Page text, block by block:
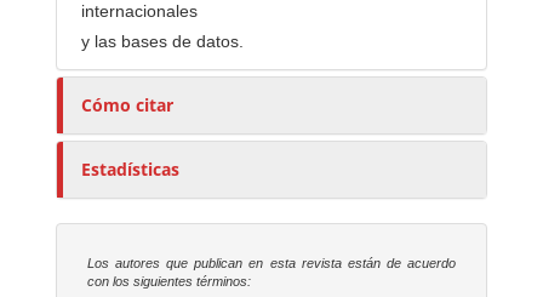
internacionales
y las bases de datos.
Cómo citar
Estadísticas
Los autores que publican en esta revista están de acuerdo
con los siguientes términos: